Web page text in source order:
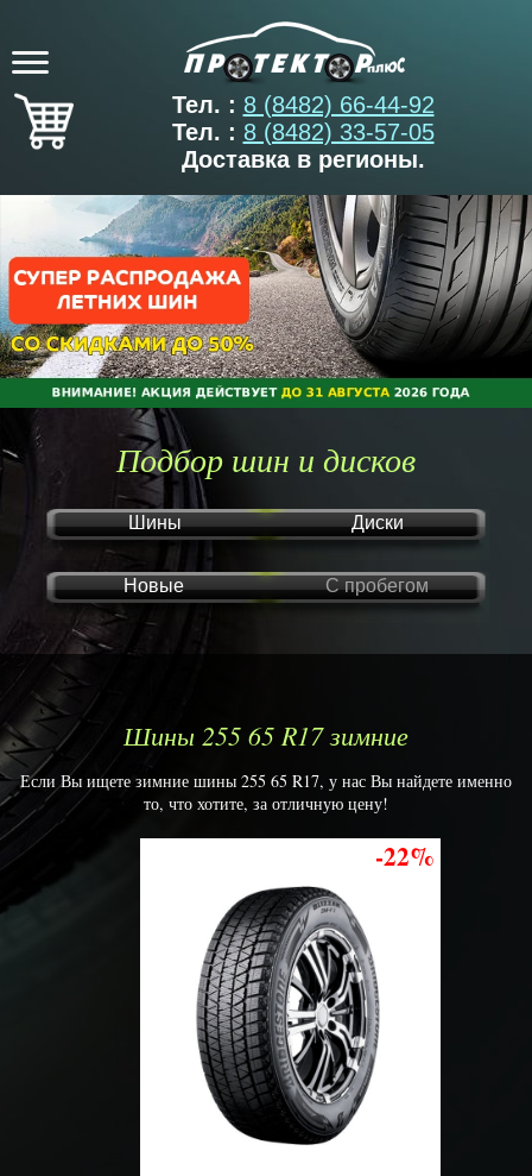
Тел. : 8 (8482) 66-44-92
Тел. : 8 (8482) 33-57-05
Доставка в регионы.
Подбор шин и дисков
Шины Диски
Новые С пробегом
Шины 255 65 R17 зимние
Если Вы ищете зимние шины 255 65 R17, у нас Вы найдете именно
то, что хотите, за отличную цену!
-22%